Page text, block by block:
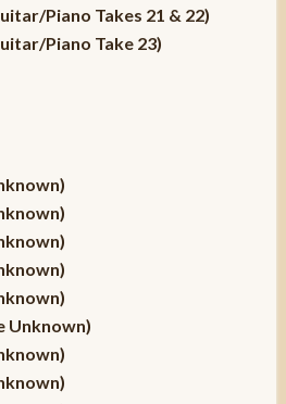
Piano Takes 21 & 22)
Piano Take 23)
Unknown)